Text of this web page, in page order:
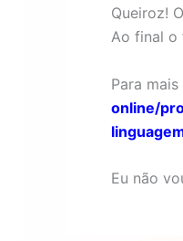
Queiroz!
Ao final o
Para
online/
Eu não